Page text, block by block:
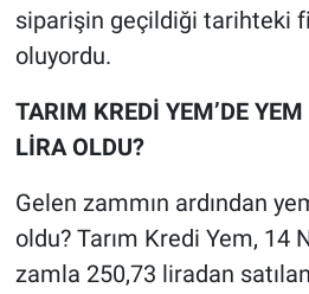
siparişin geçildiği tarihteki
oluyordu.
TARIM KREDİ YEM’DE
LİRA OLDU?
Gelen zammın ardından
oldu? Tarım Kredi Yem, 14
zamla 250,73 liradan